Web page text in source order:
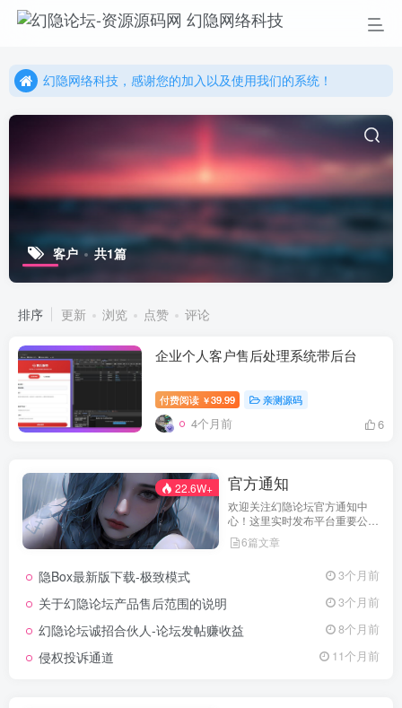
幻隐网络科技，感谢您的加入以及使用我们的系统！
幻隐网络科技，感谢您的加入以及使用我们的系统！
客户 共1篇
排序 更新 浏览 点赞 评论
企业个人客户售后处理系统带后台
付费阅读 ￥39.99 亲测源码
4个月前 6
22.6W+ 官方通知
欢迎关注幻隐论坛官方通知中
心！这里实时发布平台重要公
告、活动规则、功能更新、安全
提醒及用户权益说明，确保每位
们坚持公开透明，通过权威通知
坛获得更优质、安全的使用体
验！立即查看，不错过关键信
息！
6篇文章
隐Box最新版下载-极致模式 3个月前
关于幻隐论坛产品售后范围的说明 3个月前
幻隐论坛诚招合伙人-论坛发帖赚收益 8个月前
侵权投诉通道 11个月前